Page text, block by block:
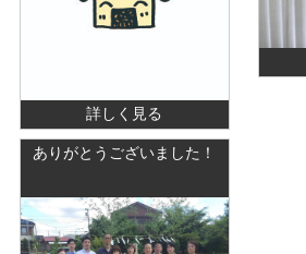
詳しく見る
ありがとうございました！